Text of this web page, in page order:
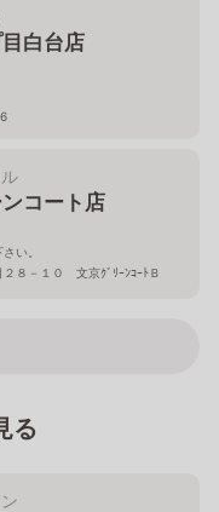
白台店
コート店
い。
８－１０ 文京ｸﾞﾘｰﾝｺｰﾄＢ
る